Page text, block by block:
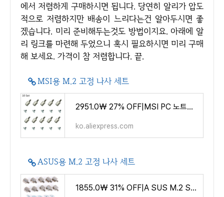
에서 저렴하게 구매하시면 됩니다. 당연히 알리가 압도
적으로 저렴하지만 배송이 느리다는건 알아두시면 좋
겠습니다. 미리 준비해두는것도 방법이지요. 아래에 알
리 링크를 마련해 두었으니 혹시 필요하시면 미리 구매
해 보세요. 가격이 참 저렴합니다. 끝.
MSI용 M.2 고정 나사 세트
2951.0₩ 27% OFF|MSI PC 노트북 M.2 SSD 마더보드용 10 세트 수공구 장착 키트, 나사 육각 너트 스탠드 오
ko.aliexpress.com
ASUS용 M.2 고정 나사 세트
1855.0₩ 31% OFF|A SUS M.2 SSD 마더 보드 용 10 세트 핸드 툴 장착 스탠드 오프 나사 육각 너트|Screws| -